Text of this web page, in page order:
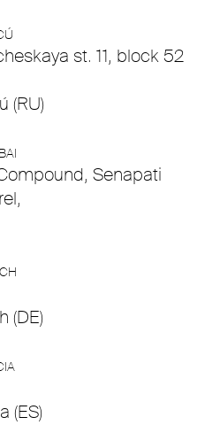
st. 11, block 52
(RU)
Senapati
(DE)
(ES)